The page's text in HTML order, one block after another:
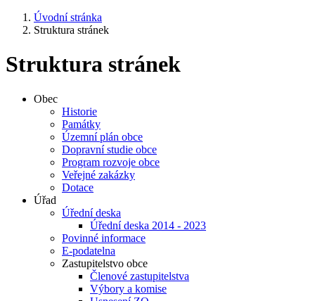
Úvodní stránka
Struktura stránek
Struktura stránek
Obec
Historie
Památky
Územní plán obce
Dopravní studie obce
Program rozvoje obce
Veřejné zakázky
Dotace
Úřad
Úřední deska
Úřední deska 2014 - 2023
Povinné informace
E-podatelna
Zastupitelstvo obce
Členové zastupitelstva
Výbory a komise